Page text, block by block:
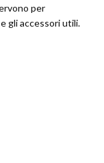
per
gli accessori utili.